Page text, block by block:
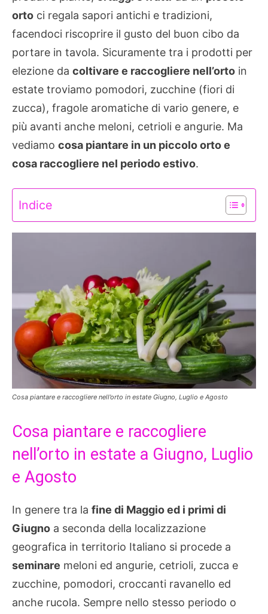
orto ci regala sapori antichi e tradizioni,
facendoci riscoprire il gusto del buon cibo da
portare in tavola. Sicuramente tra i prodotti per
elezione da coltivare e raccogliere nell’orto in
estate troviamo pomodori, zucchine (fiori di
zucca), fragole aromatiche di vario genere, e
più avanti anche meloni, cetrioli e angurie. Ma
vediamo cosa piantare in un piccolo orto e
cosa raccogliere nel periodo estivo.
Indice
Cosa piantare e raccogliere nell’orto in estate Giugno, Luglio e Agosto
Cosa piantare e raccogliere
nell’orto in estate a Giugno, Luglio
e Agosto
In genere tra la fine di Maggio ed i primi di
Giugno a seconda della localizzazione
geografica in territorio Italiano si procede a
seminare meloni ed angurie, cetrioli, zucca e
zucchine, pomodori, croccanti ravanello ed
anche rucola. Sempre nello stesso periodo o